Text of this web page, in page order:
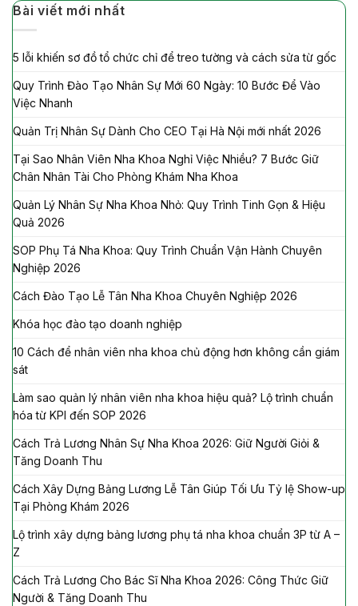
Bài viết mới nhất
5 lỗi khiến sơ đồ tổ chức chỉ để treo tường và cách sửa từ gốc
Quy Trình Đào Tạo Nhân Sự Mới 60 Ngày: 10 Bước Để Vào
Việc Nhanh
Quản Trị Nhân Sự Dành Cho CEO Tại Hà Nội mới nhất 2026
Tại Sao Nhân Viên Nha Khoa Nghỉ Việc Nhiều? 7 Bước Giữ
Chân Nhân Tài Cho Phòng Khám Nha Khoa
Quản Lý Nhân Sự Nha Khoa Nhỏ: Quy Trình Tinh Gọn & Hiệu
Quả 2026
SOP Phụ Tá Nha Khoa: Quy Trình Chuẩn Vận Hành Chuyên
Nghiệp 2026
Cách Đào Tạo Lễ Tân Nha Khoa Chuyên Nghiệp 2026
Khóa học đào tạo doanh nghiệp
10 Cách để nhân viên nha khoa chủ động hơn không cần giám
sát
Làm sao quản lý nhân viên nha khoa hiệu quả? Lộ trình chuẩn
hóa từ KPI đến SOP 2026
Cách Trả Lương Nhân Sự Nha Khoa 2026: Giữ Người Giỏi &
Tăng Doanh Thu
Cách Xây Dựng Bảng Lương Lễ Tân Giúp Tối Ưu Tỷ lệ Show-up
Tại Phòng Khám 2026
Lộ trình xây dựng bảng lương phụ tá nha khoa chuẩn 3P từ A –
Z
Cách Trả Lương Cho Bác Sĩ Nha Khoa 2026: Công Thức Giữ
Người & Tăng Doanh Thu